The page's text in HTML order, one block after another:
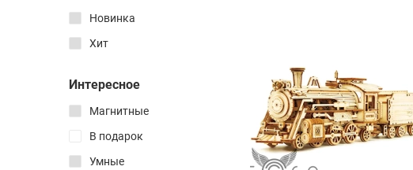
Зеркальные
Фирменные 3D-печатные
3D печатные
Самые простые
Robotime
ZBToys
CityScape
Particula
Steel World
Новинка
Хит
Интересное
Магнитные
В подарок
Умные